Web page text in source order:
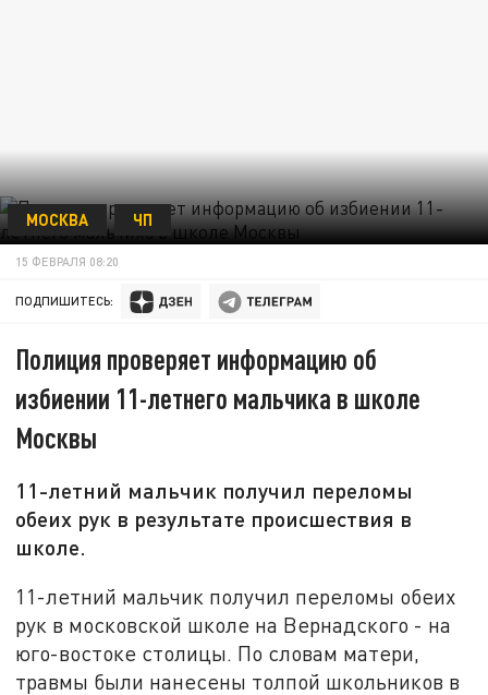
МОСКВА ЧП
15 ФЕВРАЛЯ 08:20
ПОДПИШИТЕСЬ:
Полиция проверяет информацию об
избиении 11-летнего мальчика в школе
Москвы
11-летний мальчик получил переломы
обеих рук в результате происшествия в
школе.
11-летний мальчик получил переломы обеих
рук в московской школе на Вернадского - на
юго-востоке столицы. По словам матери,
травмы были нанесены толпой школьников в